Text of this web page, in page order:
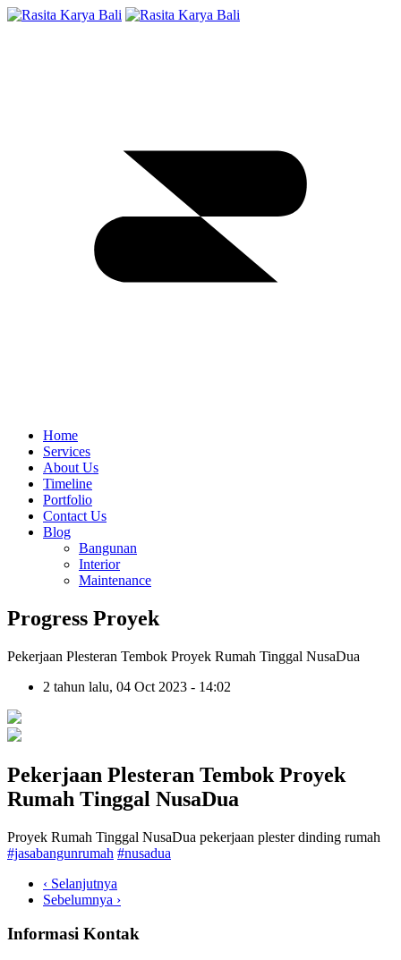
Home
Services
About Us
Timeline
Portfolio
Contact Us
Blog
Bangunan
Interior
Maintenance
Progress Proyek
Pekerjaan Plesteran Tembok Proyek Rumah Tinggal NusaDua
2 tahun lalu, 04 Oct 2023 - 14:02
Pekerjaan Plesteran Tembok Proyek
Rumah Tinggal NusaDua
Proyek Rumah Tinggal NusaDua pekerjaan plester dinding rumah
#jasabangunrumah #nusadua
‹ Selanjutnya
Sebelumnya ›
Informasi Kontak